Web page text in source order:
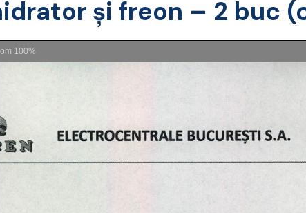
și freon – 2 buc
100%